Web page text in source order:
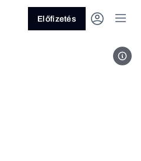
Előfizetés